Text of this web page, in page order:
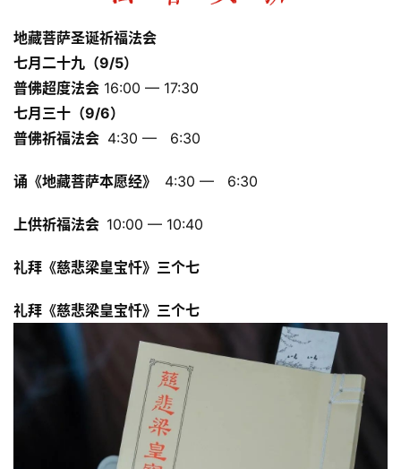
地藏菩萨圣诞祈福法会
七月二十九 （9/5）
普佛超度法会 16:00 — 17:30
七月三十 （9/6）
普佛祈福法会 4:30 — 6:30
诵《地藏菩萨本愿经》 4:30 — 6:30
上供祈福法会 10:00 — 10:40
礼拜《慈悲梁皇宝忏》三个七
礼拜《慈悲梁皇宝忏》三个七